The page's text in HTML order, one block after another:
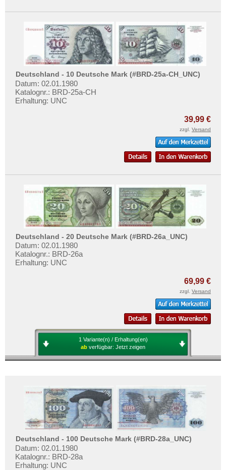
Deutschland - 10 Deutsche Mark (#BRD-25a-CH_UNC)
Datum: 02.01.1980
Katalognr.: BRD-25a-CH
Erhaltung: UNC
39,99 €
zzgl. Versand
Deutschland - 20 Deutsche Mark (#BRD-26a_UNC)
Datum: 02.01.1980
Katalognr.: BRD-26a
Erhaltung: UNC
69,99 €
zzgl. Versand
1 Variante(n) / Erhaltung(en)
ab verfügbar: Jetzt zeigen
Deutschland - 100 Deutsche Mark (#BRD-28a_UNC)
Datum: 02.01.1980
Katalognr.: BRD-28a
Erhaltung: UNC